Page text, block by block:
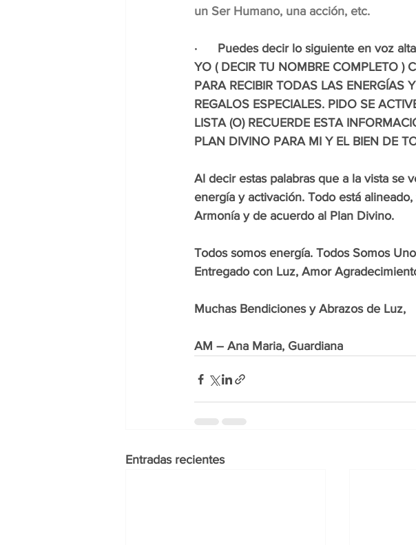
un Ser Humano, una acción, etc.
·      Puedes decir lo siguiente en voz
YO ( DECIR TU NOMBRE COMPLETO
PARA RECIBIR TODAS LAS
REGALOS ESPECIALES. PIDO SE
LISTA (O) RECUERDE ESTA
PLAN DIVINO PARA MI Y EL BIEN DE
Al decir estas palabras que a la vista se
energía y activación. Todo está
Armonía y de acuerdo al Plan Divino.
Todos somos energía. Todos Somos
Entregado con Luz, Amor
Muchas Bendiciones y Abrazos de Luz,
AM – Ana Maria, Guardiana
Entradas recientes